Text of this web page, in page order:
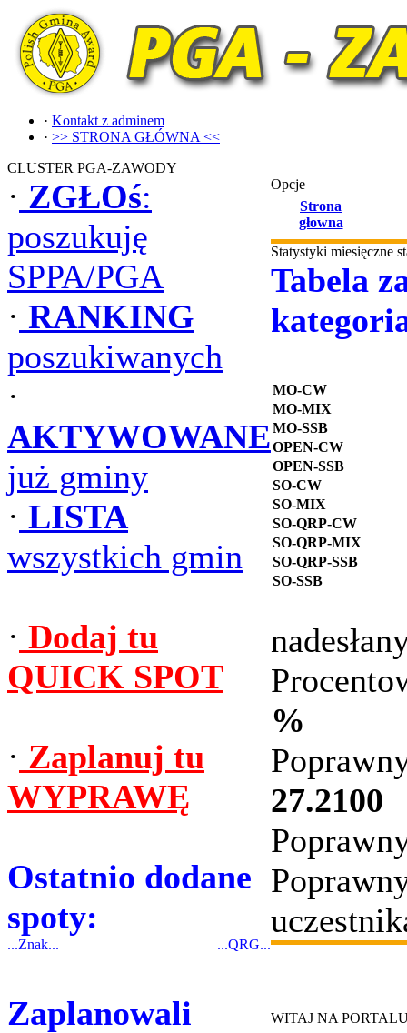
· Kontakt z adminem
· >> STRONA GŁÓWNA <<
CLUSTER PGA-ZAWODY
· ZGŁOś:
poszukuję
SPPA/PGA
· RANKING
poszukiwanych
·
AKTYWOWANE
już gminy
· LISTA
wszystkich gmin
· Dodaj tu
QUICK SPOT
· Zaplanuj tu
WYPRAWĘ
Ostatnio dodane
spoty:
...Znak... ...QRG...
Zaplanowali
Opcje
Strona
głowna
Statystyki miesięczne
Tabela
MO-CW
MO-MIX
MO-SSB
OPEN-CW
OPEN-SSB
SO-CW
SO-MIX
SO-QRP-CW
SO-QRP-MIX
SO-QRP-SSB
SO-SSB
%
27.2100
WITAJ NA